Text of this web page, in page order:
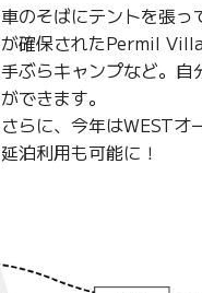
車のそばにテントを張
が確保されたPermil
手ぶらキャンプなど。自
ができます。
さらに、今年はWESTオ
延泊利用も可能に！